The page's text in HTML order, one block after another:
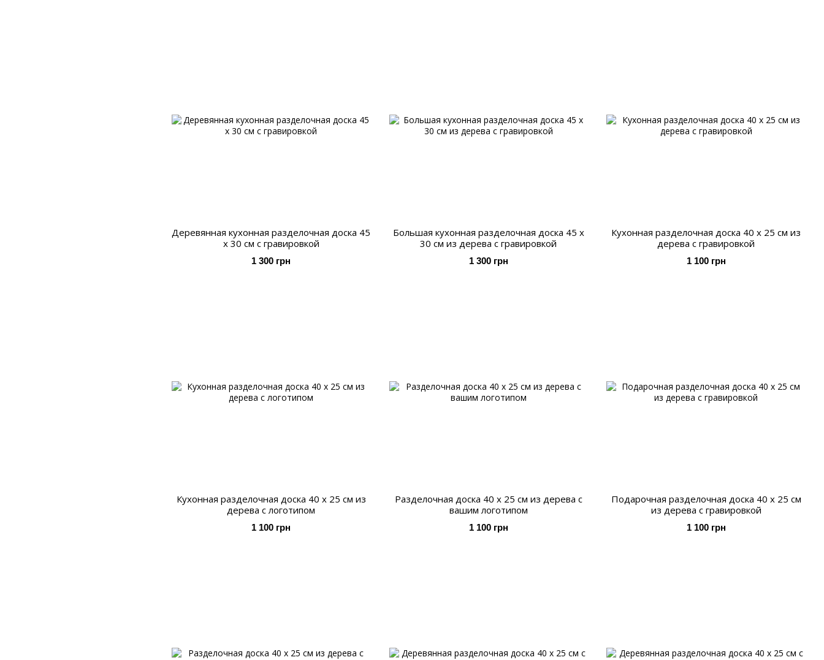
Деревянная кухонная разделочная доска 45
х 30 см с гравировкой
1 300 грн
Большая кухонная разделочная доска 45 х
30 см из дерева с гравировкой
1 300 грн
Кухонная разделочная доска 40 х 25 см из
дерева с гравировкой
1 100 грн
Кухонная разделочная доска 40 х 25 см из
дерева с логотипом
1 100 грн
Разделочная доска 40 х 25 см из дерева с
вашим логотипом
1 100 грн
Подарочная разделочная доска 40 х 25 см
из дерева с гравировкой
1 100 грн